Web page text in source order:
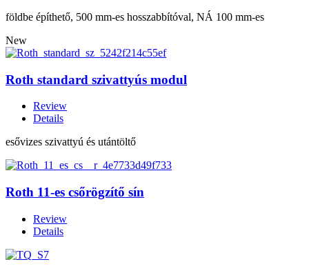
földbe építhető, 500 mm-es hosszabbítóval, NÁ 100 mm-es
New
Roth standard szivattyús modul
Review
Details
esővizes szivattyú és utántöltő
Roth 11-es csőrögzítő sín
Review
Details